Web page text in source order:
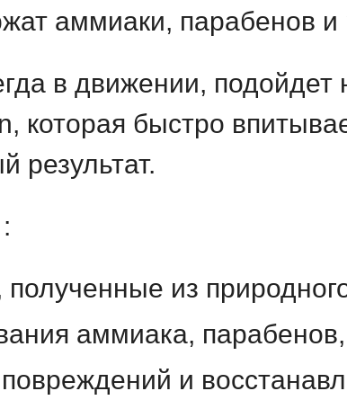
аммиаки, парабенов и
в движении, подойдет
которая быстро
результат.
из
аммиака,
и